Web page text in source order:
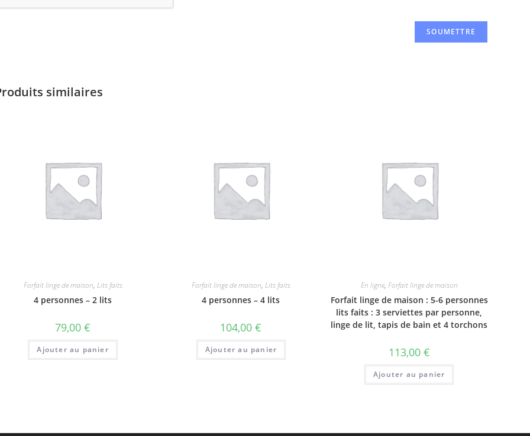
similaires
Forfait linge de maison, Lits faits
4 personnes – 2 lits
79,00€
Ajouter au panier
Forfait linge de maison, Lits faits
4 personnes – 4 lits
104,00€
Ajouter au panier
En ligne, Forfait linge de maison
Forfait linge de maison : 5-6 personnes
lits faits : 3 serviettes par personne,
linge de lit, tapis de bain et 4 torchons
113,00 €
Ajouter au panier